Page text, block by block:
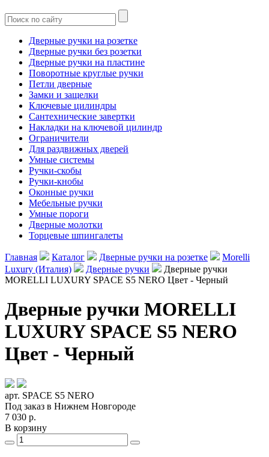
Дверные ручки на розетке
Дверные ручки без розетки
Дверные ручки на пластине
Поворотные круглые ручки
Петли дверные
Замки и защелки
Ключевые цилиндры
Сантехнические завертки
Накладки на ключевой цилиндр
Ограничители
Для раздвижных дверей
Умные системы
Ручки-скобы
Ручки-кнобы
Оконные ручки
Мебельные ручки
Умные пороги
Дверные молотки
Торцевые шпингалеты
Главная Каталог Дверные ручки на розетке
Morelli
Luxury (Италия)
Дверные ручки
Дверные ручки
MORELLI LUXURY SPACE S5 NERO Цвет - Черный
Дверные ручки MORELLI
LUXURY SPACE S5 NERO
Цвет - Черный
арт. SPACE S5 NERO
Под заказ в Нижнем Новгороде
7 030 р.
В корзину